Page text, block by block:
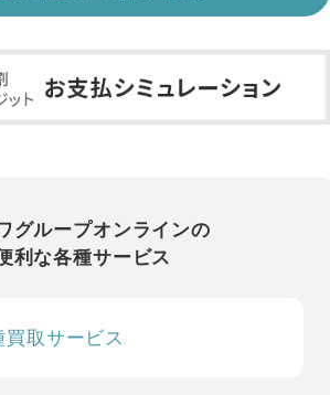
グループオンラインの
利な各種サービス
買取サービス